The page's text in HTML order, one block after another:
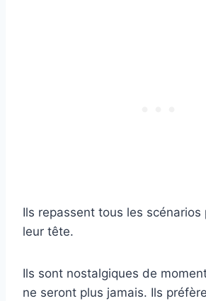
Ils repassent tous les scénarios
leur tête.
Ils sont nostalgiques de
ne seront plus jamais. Ils